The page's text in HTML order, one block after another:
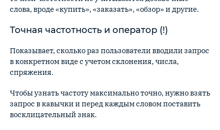
слова, вроде «купить», «заказать», «обзор» и другие.
Точная частотность и оператор (!)
Показывает, сколько раз пользователи вводили запрос
в конкретном виде с учетом склонения, числа,
спряжения.
Чтобы узнать частоту максимально точно, нужно взять
запрос в кавычки и перед каждым словом поставить
восклицательный знак.